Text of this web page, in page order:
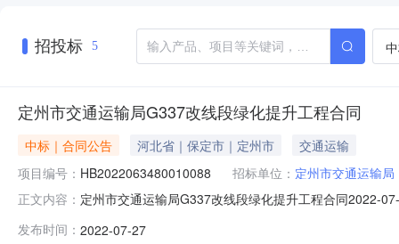
招投标 5
定州市交通运输局G337改线段绿化提升工程合同
中标｜合同公告 河北省｜保定市｜定州市
交通运输
项目编号： HB2022063480010088 招标单位： 定州市交通运输局
正文内容： 定州市交通运输局G337改线段绿化提升工程合同2022-
0312-2318816供应商（乙方）：河北呈姿园林绿化工程
发布时间： 2022-07-27